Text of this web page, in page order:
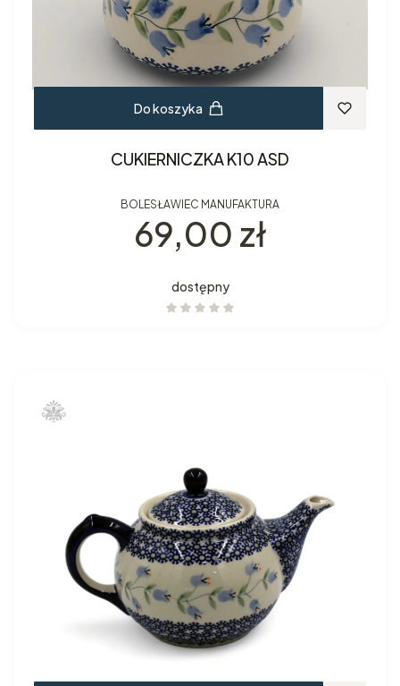
Do koszyka
CUKIERNICZKA K10 ASD
BOLESŁAWIEC MANUFAKTURA
Cena
69,00 zł
dostępny